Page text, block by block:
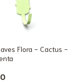
Flora - Cactus -